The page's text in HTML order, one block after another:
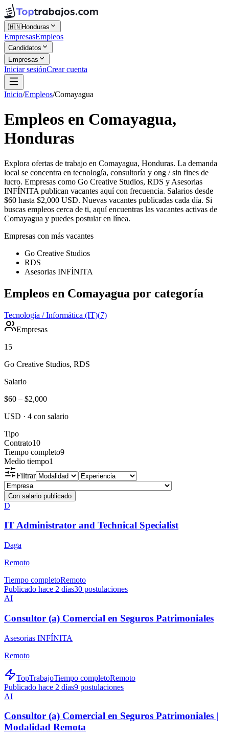
🇭🇳Honduras
EmpresasEmpleos
Candidatos
Empresas
Iniciar sesiónCrear cuenta
Inicio/Empleos/Comayagua
Empleos en Comayagua,
Honduras
Explora ofertas de trabajo en Comayagua, Honduras. La demanda
local se concentra en tecnología, consultoría y ong / sin fines de
lucro. Empresas como Go Creative Studios, RDS y Asesorias
INFÍNITA publican vacantes aquí con frecuencia. Salarios desde
$60 hasta $2,000 USD. Nuevas vacantes publicadas cada día. Si
buscas empleos cerca de ti, aquí encuentras las vacantes activas de
Comayagua y puedes postular en línea.
Empresas con más vacantes
Go Creative Studios
RDS
Asesorias INFÍNITA
Empleos en Comayagua por categoría
Tecnología / Informática (IT)(7)
Empresas
15
Go Creative Studios, RDS
Salario
$60 – $2,000
USD · 4 con salario
Tipo
Contrato10
Tiempo completo9
Medio tiempo1
Filtrar
Con salario publicado
D
IT Administrator and Technical Specialist
Daga
Remoto
Tiempo completoRemoto
Publicado hace 2 días30 postulaciones
AI
Consultor (a) Comercial en Seguros Patrimoniales
Asesorias INFÍNITA
Remoto
TopTrabajoTiempo completoRemoto
Publicado hace 2 días9 postulaciones
AI
Consultor (a) Comercial en Seguros Patrimoniales |
Modalidad Remota